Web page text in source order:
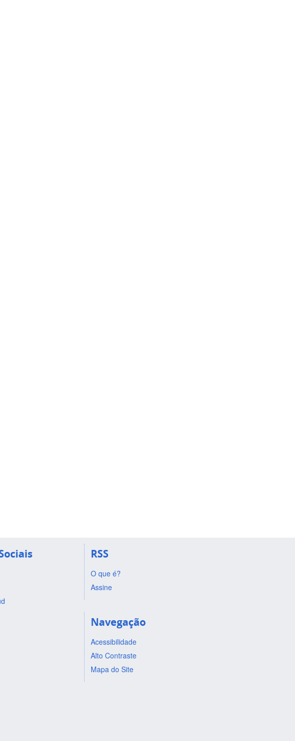
RSS
O que é?
Assine
Navegação
Acessibilidade
Alto Contraste
Mapa do Site